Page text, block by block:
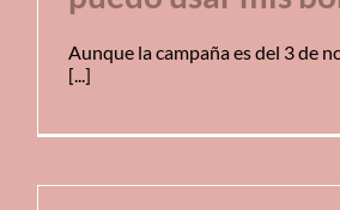
Aunque la campaña es del 3 de
[...]